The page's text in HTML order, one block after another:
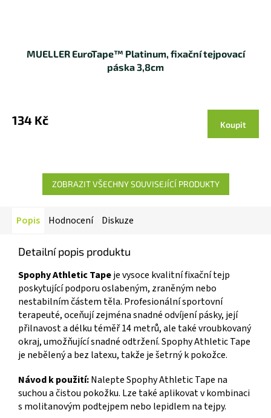
MUELLER EuroTape™ Platinum, fixační tejpovací
páska 3,8cm
134 Kč Koupit
ZOBRAZIT VŠECHNY SOUVISEJÍCÍ PRODUKTY
Popis Hodnocení Diskuze
Detailní popis produktu
Spophy Athletic Tapeje vysoce kvalitní fixační tejp
poskytující podporu oslabeným, zraněným nebo
nestabilním částem těla. Profesionální sportovní
terapeuté, oceňují zejména snadné odvíjení pásky, její
přilnavost a délku téměř 14 metrů, ale také vroubkovaný
okraj, umožňující snadné odtržení. Spophy Athletic Tape
je nebělený a bez latexu, takže je šetrný k pokožce.
Návod k použití:Nalepte Spophy Athletic Tape na
suchou a čistou pokožku. Lze také aplikovat v kombinaci
s molitanovým podtejpem nebo lepidlem na tejpy.